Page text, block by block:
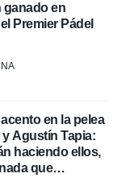
ganado en
Premier Pádel
en la pelea
Agustín Tapia:
haciendo ellos,
que